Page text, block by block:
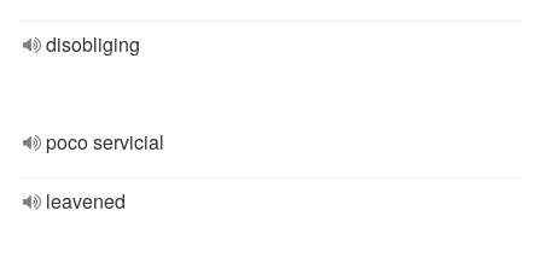
disobliging
poco servicial
leavened